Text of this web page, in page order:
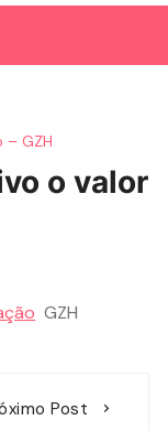
GZH
o valor
GZH
Post